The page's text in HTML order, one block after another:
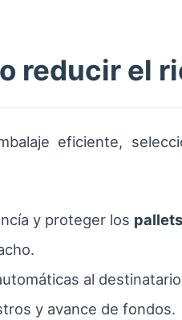
reducir el
eficiente,
y proteger los pallets
al
y avance de fondos.